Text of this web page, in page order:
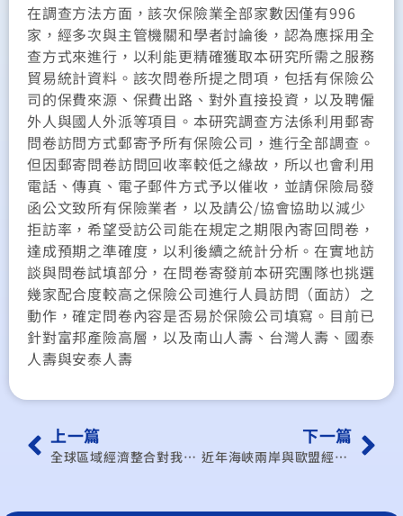
在調查方法方面，該次保險業全部家數因僅有996
家，經多次與主管機關和學者討論後，認為應採用全
查方式來進行，以利能更精確獲取本研究所需之服務
貿易統計資料。該次問卷所提之問項，包括有保險公
司的保費來源、保費出路、對外直接投資，以及聘僱
外人與國人外派等項目。本研究調查方法係利用郵寄
問卷訪問方式郵寄予所有保險公司，進行全部調查。
但因郵寄問卷訪問回收率較低之緣故，所以也會利用
電話、傳真、電子郵件方式予以催收，並請保險局發
函公文致所有保險業者，以及請公/協會協助以減少
拒訪率，希望受訪公司能在規定之期限內寄回問卷，
達成預期之準確度，以利後續之統計分析。在實地訪
談與問卷試填部分，在問卷寄發前本研究團隊也挑選
幾家配合度較高之保險公司進行人員訪問（面訪）之
動作，確定問卷內容是否易於保險公司填寫。目前已
針對富邦產險高層，以及南山人壽、台灣人壽、國泰
人壽與安泰人壽
上一篇
全球區域經濟整合對我國之影響與因應策略研析–市場開放與原產地累積觀點
下一篇
近年海峽兩岸與歐盟經貿關係之比較